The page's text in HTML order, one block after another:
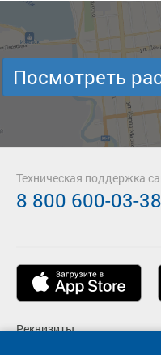
Посмотреть
Реквизиты
Техническая поддержка
8 800 600-03-38